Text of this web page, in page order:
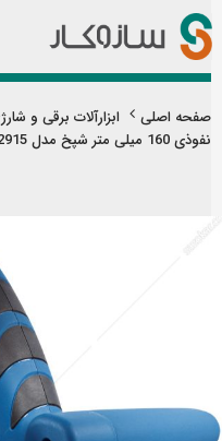
Skip
to
Content
صفحه اصلی ابزارآلات برقی و شارژی
نفوذی 160 میلی‌ متر شپخ مدل 5901802915 - PL55